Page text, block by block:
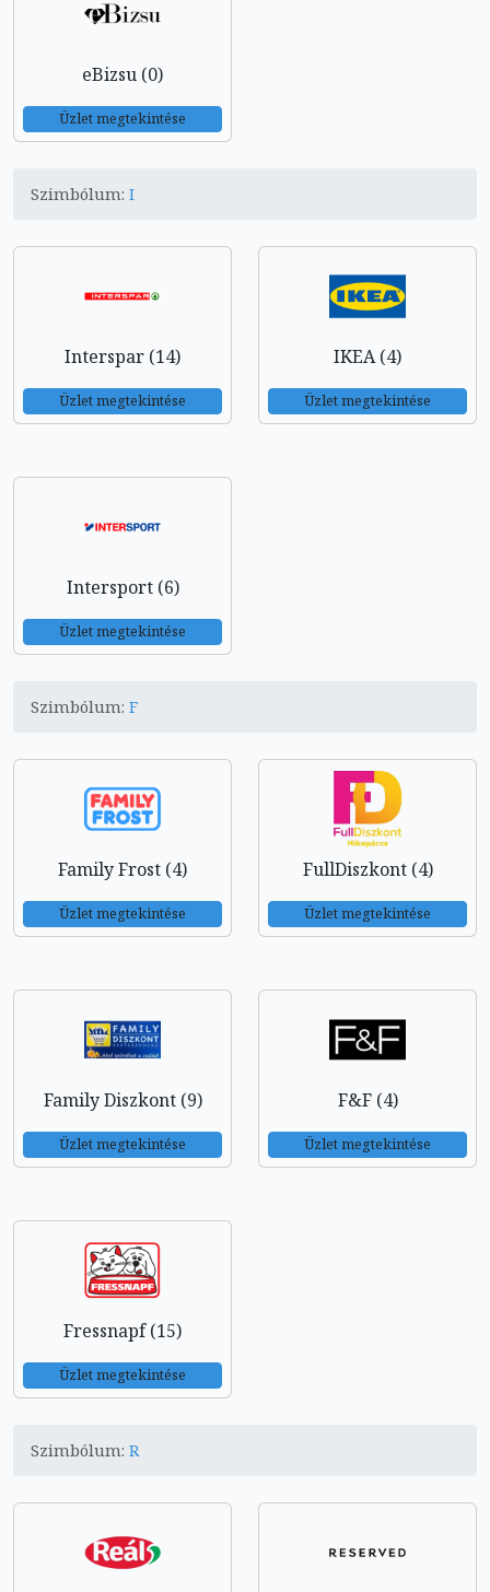
eBizsu (0)
Üzlet megtekintése
Szimbólum: I
Interspar (14)
Üzlet megtekintése
IKEA (4)
Üzlet megtekintése
Intersport (6)
Üzlet megtekintése
Szimbólum: F
Family Frost (4)
Üzlet megtekintése
FullDiszkont (4)
Üzlet megtekintése
Family Diszkont (9)
Üzlet megtekintése
F&F (4)
Üzlet megtekintése
Fressnapf (15)
Üzlet megtekintése
Szimbólum: R